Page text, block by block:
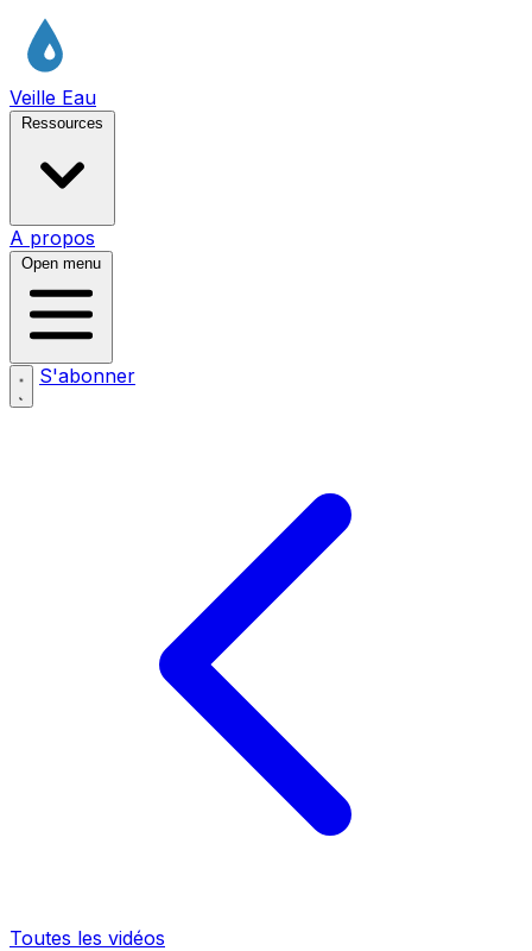
Veille Eau
Ressources
A propos
Open menu
S'abonner
Toutes les vidéos